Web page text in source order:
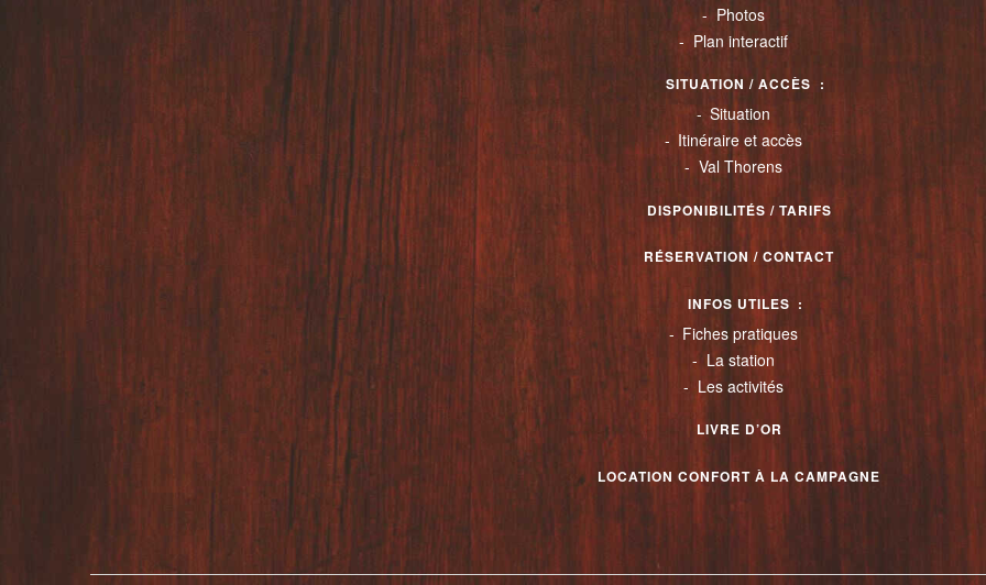
Photos
Plan interactif
SITUATION / ACCÈS
Situation
Itinéraire et accès
Val Thorens
DISPONIBILITÉS / TARIFS
RÉSERVATION / CONTACT
INFOS UTILES
Fiches pratiques
La station
Les activités
LIVRE D’OR
LOCATION CONFORT À LA CAMPAGNE